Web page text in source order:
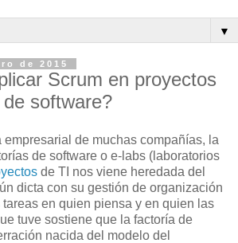
▼
de 2015
Scrum en proyectos
software?
de muchas compañías, la
de software o e-labs (laboratorios
de TI nos viene heredada del
dicta con su gestión de organización
en quien piensa y en quien las
tuve sostiene que la factoría de
nacida del modelo del